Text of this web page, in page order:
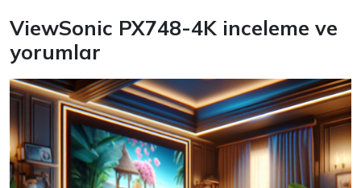
ViewSonic PX748-4K inceleme ve
yorumlar